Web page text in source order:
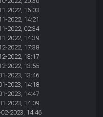
2022, 16:03
2022, 14:21
2022, 02:34
2022, 14:39
2022, 17:38
2022, 13:17
2022, 13:55
2023, 13:46
2023, 14:18
2023, 14:47
2023, 14:09
2023, 14:46